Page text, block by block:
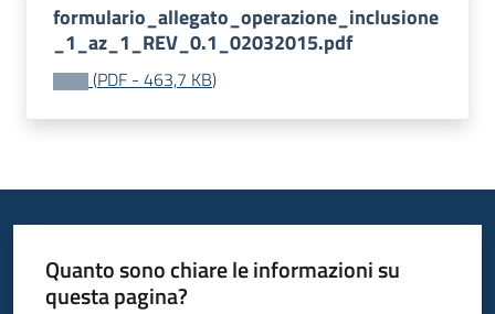
Seguici
formulario_allegato_operazione_inclusione
_1_az_1_REV_0.1_02032015.pdf
(PDF - 463,7 KB)
Quanto sono chiare le informazioni su
questa pagina?